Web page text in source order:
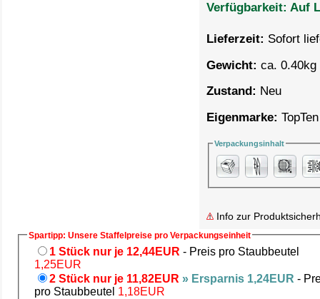
Verfügbarkeit: Auf
Lieferzeit: Sofort
Gewicht: ca. 0.40kg
Zustand: Neu
Eigenmarke: TopTen
Verpackungsinhalt
Info zur
Spartipp: Unsere Staffelpreise pro Verpackungseinheit
1 Stück nur je 12,44EUR - Preis pro Staubbeutel
1,25EUR
2 Stück nur je 11,82EUR » Ersparnis 1,24EUR -
pro Staubbeutel 1,18EUR